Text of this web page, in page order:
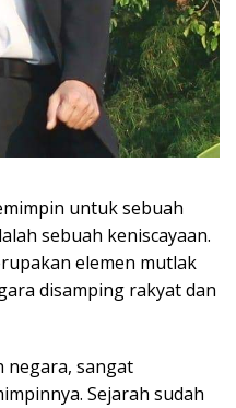
untuk sebuah
sebuah keniscayaan.
elemen mutlak
disamping rakyat dan
negara, sangat
Sejarah sudah